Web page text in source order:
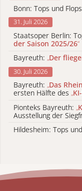
Bonn: Tops und
31. Juli 2026
Staatsoper Berlin:
der Saison 2025/26“
Bayreuth: „Der
30. Juli 2026
Bayreuth: „Das
ersten Hälfte des „
Pionteks Bayreuth: „
Ausstellung der
Hildesheim: Tops